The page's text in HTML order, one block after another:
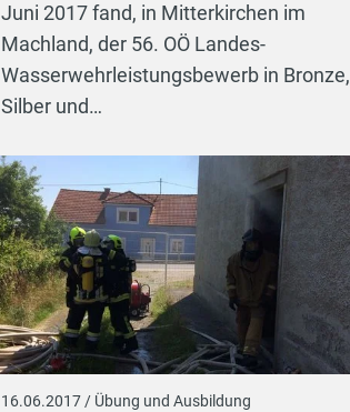
Juni 2017 fand, in Mitterkirchen im
Machland, der 56. OÖ Landes-
Wasserwehrleistungsbewerb in Bronze,
Silber und…
16.06.2017 / Übung und Ausbildung